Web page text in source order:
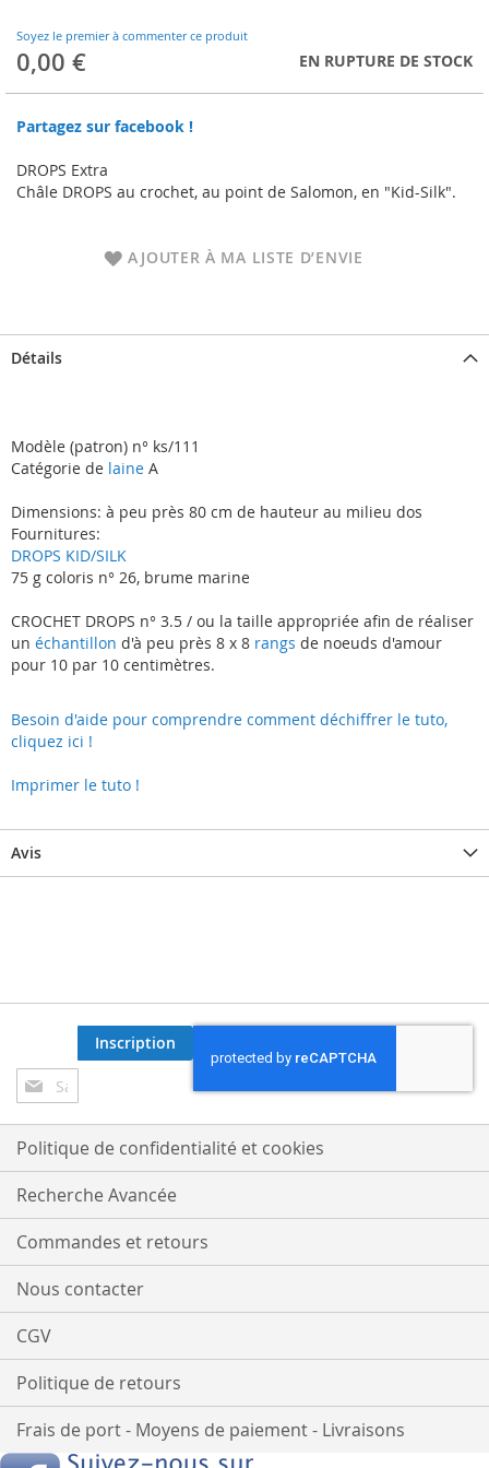
Soyez le premier à commenter ce produit
0,00 € EN RUPTURE DE STOCK
Partagez sur facebook !
DROPS Extra
Châle DROPS au crochet, au point de Salomon, en "Kid-Silk".
AJOUTER À MA LISTE D’ENVIE
beginning
of
the
gallery
Détails
Modèle (patron) n° ks/111
Catégorie de laine A
Dimensions: à peu près 80 cm de hauteur au milieu dos
Fournitures:
DROPS KID/SILK
75 g coloris n° 26, brume marine
CROCHET DROPS n° 3.5 / ou la taille appropriée afin de réaliser
un échantillon d'à peu près 8 x 8 rangs de noeuds d'amour
pour 10 par 10 centimètres.
Besoin d'aide pour comprendre comment déchiffrer le tuto,
cliquez ici !
Imprimer le tuto !
Avis
Inscription
à
notre
lettre
d’information
:
Inscription
Politique de confidentialité et cookies
Recherche Avancée
Commandes et retours
Nous contacter
CGV
Politique de retours
Frais de port - Moyens de paiement - Livraisons